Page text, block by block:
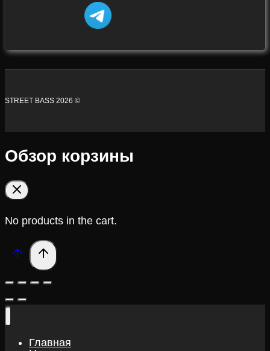
STREET BASS 2026 ©
Обзор корзины
No products in the cart.
Главная